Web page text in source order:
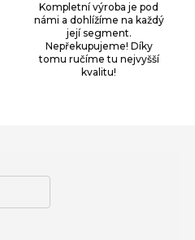
Kompletní výroba je pod
námi a dohlížíme na každý
její segment.
Nepřekupujeme! Díky
tomu ručíme tu nejvyšší
kvalitu!